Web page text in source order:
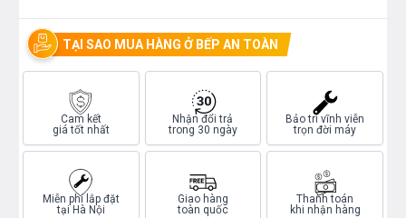
TẠI SAO MUA HÀNG Ở BẾP AN TOÀN
Cam kết
giá tốt nhất
Nhận đổi trả
trong 30 ngày
Bảo trì vĩnh viễn
trọn đời máy
Miễn phí lắp đặt
tại Hà Nội
Giao hàng
toàn quốc
Thanh toán
khi nhận hàng